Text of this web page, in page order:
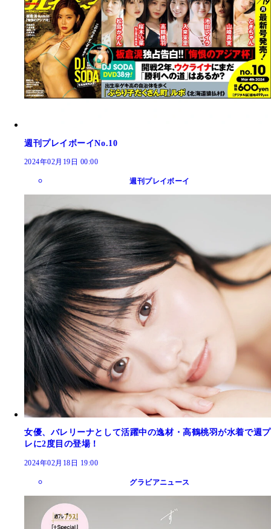
週刊プレイボーイNo.10
2024年02月19日 00:00
週刊プレイボーイ
女優、バレリーナとして活躍中の逸材・高鶴桃羽が水着で週プ
レに2度目の登場！
2024年02月18日 19:00
グラビアニュース